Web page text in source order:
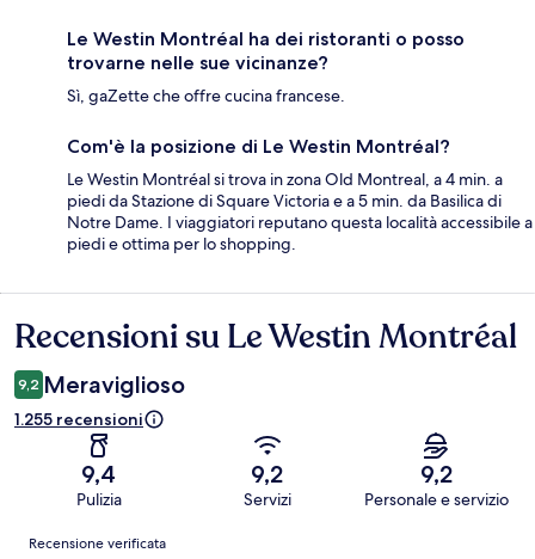
Le Westin Montréal ha dei ristoranti o posso
trovarne nelle sue vicinanze?
Sì, gaZette che offre cucina francese.
Com'è la posizione di Le Westin Montréal?
Le Westin Montréal si trova in zona Old Montreal, a 4 min. a
piedi da Stazione di Square Victoria e a 5 min. da Basilica di
Notre Dame. I viaggiatori reputano questa località accessibile a
piedi e ottima per lo shopping.
Recensioni
Recensioni su Le Westin Montréal
9,2 Meraviglioso
1.255 recensioni
9,4
Pulizia
9,2
Servizi
9,2
Personale e servizio
Recensioni
Recensione verificata